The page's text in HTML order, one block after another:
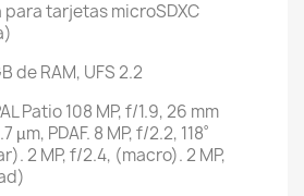
para tarjetasmicroSDXC
de RAM, UFS 2.2
Patio108 MP, f/1.9, 26 mm
µm, PDAF. 8 MP, f/2.2, 118˚
2 MP, f/2.4, (macro). 2 MP,